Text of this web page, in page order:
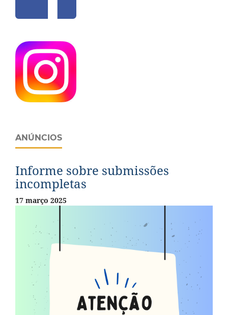
ANÚNCIOS
Informe sobre submissões
incompletas
17 março 2025